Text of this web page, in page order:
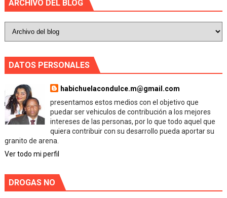
ARCHIVO DEL BLOG
DATOS PERSONALES
habichuelacondulce.m@gmail.com
presentamos estos medios con el objetivo que
puedar ser vehiculos de contribución a los mejores
intereses de las personas, por lo que todo aquel que
quiera contribuir con su desarrollo pueda aportar su
granito de arena.
Ver todo mi perfil
DROGAS NO